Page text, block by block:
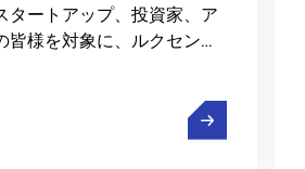
タートアップ、投資家、ア
皆様を対象に、ルクセンブ
。また、ルクセンブルクと
の交流の裾野が広がってい
エグゼクティ